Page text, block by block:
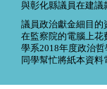
與彰化縣議員在建議
議員政治獻金細目的
在監察院的電腦上花
學系2018年度政治
同學幫忙將紙本資料